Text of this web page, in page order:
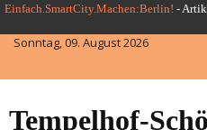
Skip
to
content
Einfach.SmartCity.Machen:Berlin! -
Sonntag, 09. August 2026
Tempelhof-